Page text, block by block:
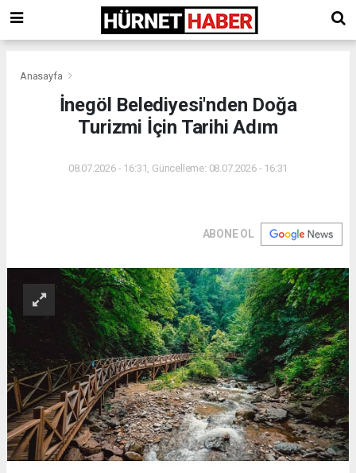
Anasayfa
İnegöl Belediyesi'nden Doğa
Turizmi İçin Tarihi Adım
08.07.2026 - 16:31, Güncelleme: 08.07.2026 - 16:31
ABONE OL